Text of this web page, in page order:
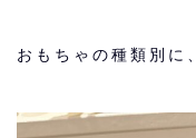
おもちゃの種類別に